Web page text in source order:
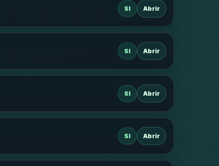
SI Abrir
SI Abrir
SI Abrir
SI Abrir